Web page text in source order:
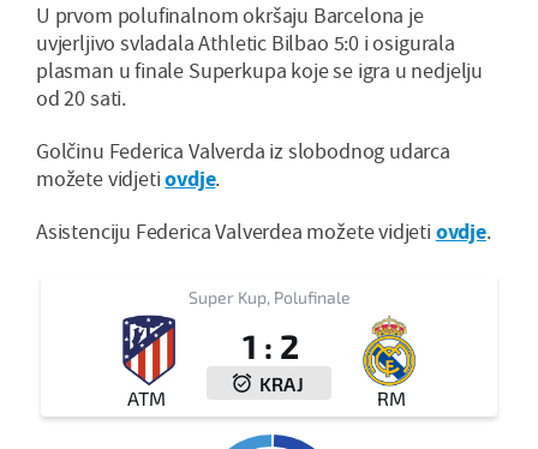
U prvom polufinalnom okršaju Barcelona je
uvjerljivo svladala Athletic Bilbao 5:0 i osigurala
plasman u finale Superkupa koje se igra u nedjelju
od 20 sati.
Golčinu Federica Valverda iz slobodnog udarca
možete vidjetiovdje.
Asistenciju Federica Valverdea možete vidjeti ovdje.
Super Kup, Polufinale
ATM
1 : 2
KRAJ
RM